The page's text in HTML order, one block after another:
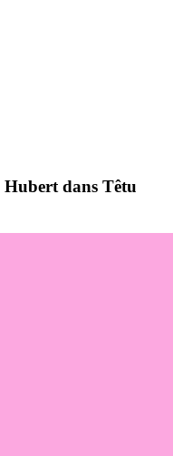
Hubert dans Têtu